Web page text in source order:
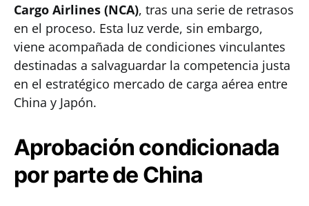
Cargo Airlines (NCA), tras una serie de retrasos
en el proceso. Esta luz verde, sin embargo,
viene acompañada de condiciones vinculantes
destinadas a salvaguardar la competencia justa
en el estratégico mercado de carga aérea entre
China y Japón.
Aprobación condicionada
por parte de China